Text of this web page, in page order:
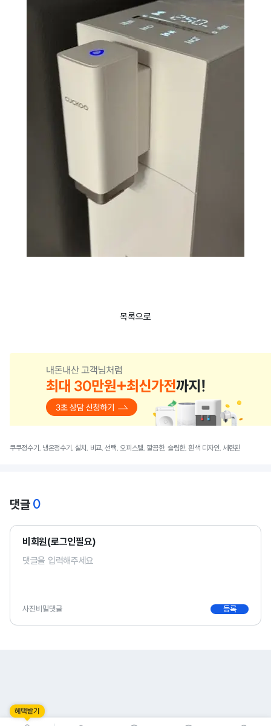
목록으로
쿠쿠정수기, 냉온정수기, 설치, 비교, 선택, 오피스텔, 깔끔한, 슬림한, 흰색 디자인, 세련된
댓글 0
비회원(로그인필요)
사진비밀댓글 등록